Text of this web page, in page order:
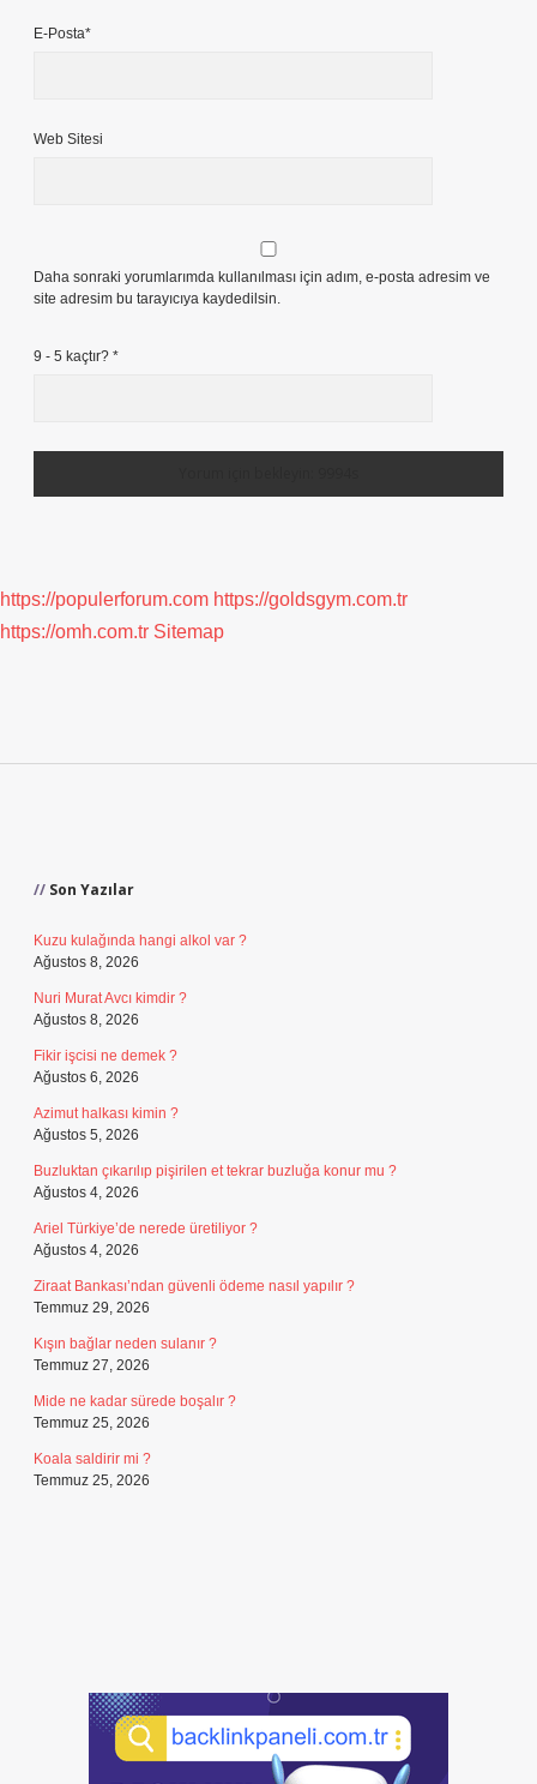
E-Posta*
Web Sitesi
Daha sonraki yorumlarımda kullanılması için adım, e-posta adresim ve
site adresim bu tarayıcıya kaydedilsin.
9 - 5 kaçtır? *
https://populerforum.com https://goldsgym.com.tr
https://omh.com.tr Sitemap
Son Yazılar
Kuzu kulağında hangi alkol var ?
Ağustos 8, 2026
Nuri Murat Avcı kimdir ?
Ağustos 8, 2026
Fikir işcisi ne demek ?
Ağustos 6, 2026
Azimut halkası kimin ?
Ağustos 5, 2026
Buzluktan çıkarılıp pişirilen et tekrar buzluğa konur mu ?
Ağustos 4, 2026
Ariel Türkiye’de nerede üretiliyor ?
Ağustos 4, 2026
Ziraat Bankası’ndan güvenli ödeme nasıl yapılır ?
Temmuz 29, 2026
Kışın bağlar neden sulanır ?
Temmuz 27, 2026
Mide ne kadar sürede boşalır ?
Temmuz 25, 2026
Koala saldirir mi ?
Temmuz 25, 2026